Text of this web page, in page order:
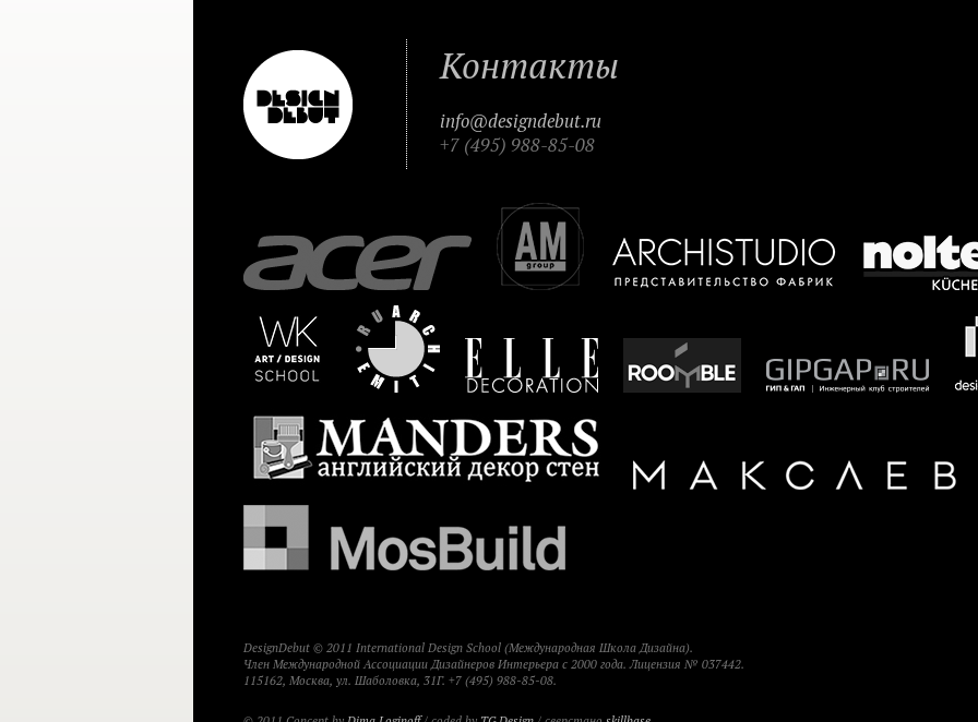
Контакты
info@designdebut.ru
+7 (495) 988-85-08
DesignDebut © 2011 International Design School (Международная Школа Дизайна).
Член Международной Ассоциации Дизайнеров Интерьера с 2000 года. Лицензия № 037442.
115162, Москва, ул. Шаболовка, 31Г. +7 (495) 988-85-08.